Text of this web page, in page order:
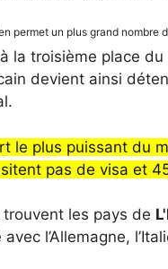
permet un plus grand nombre
la troisième place
devient ainsi
le plus puissant du
pas de visa et
les pays de
l’Allemagne,